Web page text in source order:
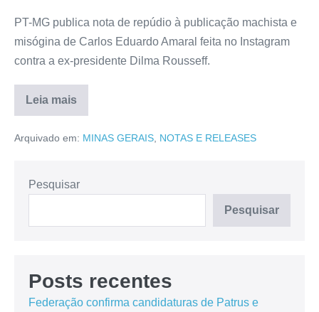
PT-MG publica nota de repúdio à publicação machista e
misógina de Carlos Eduardo Amaral feita no Instagram
contra a ex-presidente Dilma Rousseff.
Leia mais
Arquivado em: MINAS GERAIS NOTAS E RELEASES
Pesquisar
Pesquisar
Posts recentes
Federação confirma candidaturas de Patrus e